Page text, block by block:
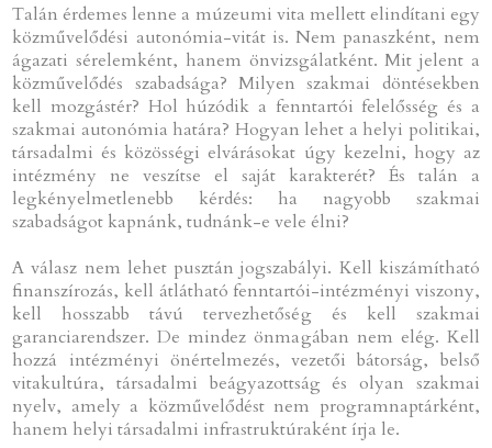
Talán érdemes lenne a múzeumi vita mellett elindítani egy
közművelődési autonómia-vitát is. Nem panaszként, nem
ágazati sérelemként, hanem önvizsgálatként. Mit jelent a
közművelődés szabadsága? Milyen szakmai döntésekben
kell mozgástér? Hol húzódik a fenntartói felelősség és a
szakmai autonómia határa? Hogyan lehet a helyi politikai,
társadalmi és közösségi elvárásokat úgy kezelni, hogy az
intézmény ne veszítse el saját karakterét? És talán a
legkényelmetlenebb kérdés: ha nagyobb szakmai
szabadságot kapnánk, tudnánk-e vele élni?
A válasz nem lehet pusztán jogszabályi. Kell kiszámítható
finanszírozás, kell átlátható fenntartói-intézményi viszony,
kell hosszabb távú tervezhetőség és kell szakmai
garanciarendszer. De mindez önmagában nem elég. Kell
hozzá intézményi önértelmezés, vezetői bátorság, belső
vitakultúra, társadalmi beágyazottság és olyan szakmai
nyelv, amely a közművelődést nem programnaptárként,
hanem helyi társadalmi infrastruktúraként írja le.